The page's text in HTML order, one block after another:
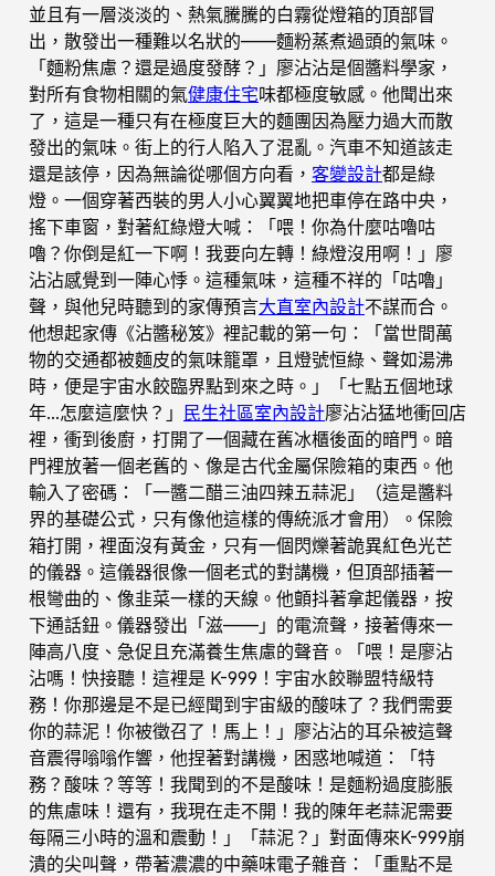
並且有一層淡淡的、熱氣騰騰的白霧從燈箱的頂部冒
出，散發出一種難以名狀的——麵粉蒸煮過頭的氣味。
「麵粉焦慮？還是過度發酵？」廖沾沾是個醬料學家，
對所有食物相關的氣健康住宅味都極度敏感。他聞出來
了，這是一種只有在極度巨大的麵團因為壓力過大而散
發出的氣味。街上的行人陷入了混亂。汽車不知道該走
還是該停，因為無論從哪個方向看， 客變設計都是綠
燈。一個穿著西裝的男人小心翼翼地把車停在路中央，
搖下車窗，對著紅綠燈大喊：「喂！你為什麼咕嚕咕
嚕？你倒是紅一下啊！我要向左轉！綠燈沒用啊！」廖
沾沾感覺到一陣心悸。這種氣味，這種不祥的「咕嚕」
聲，與他兒時聽到的家傳預言大直室內設計不謀而合。
他想起家傳《沾醬秘笈》裡記載的第一句：「當世間萬
物的交通都被麵皮的氣味籠罩，且燈號恒綠、聲如湯沸
時，便是宇宙水餃臨界點到來之時。」「七點五個地球
年…怎麼這麼快？」 民生社區室內設計廖沾沾猛地衝回店
裡，衝到後廚，打開了一個藏在舊冰櫃後面的暗門。暗
門裡放著一個老舊的、像是古代金屬保險箱的東西。他
輸入了密碼：「一醬二醋三油四辣五蒜泥」（這是醬料
界的基礎公式，只有像他這樣的傳統派才會用）。保險
箱打開，裡面沒有黃金，只有一個閃爍著詭異紅色光芒
的儀器。這儀器很像一個老式的對講機，但頂部插著一
根彎曲的、像韭菜一樣的天線。他顫抖著拿起儀器，按
下通話鈕。儀器發出「滋——」的電流聲，接著傳來一
陣高八度、急促且充滿養生焦慮的聲音。「喂！是廖沾
沾嗎！快接聽！這裡是 K-999！宇宙水餃聯盟特級特
務！你那邊是不是已經聞到宇宙級的酸味了？我們需要
你的蒜泥！你被徵召了！馬上！」廖沾沾的耳朵被這聲
音震得嗡嗡作響，他捏著對講機，困惑地喊道：「特
務？酸味？等等！我聞到的不是酸味！是麵粉過度膨脹
的焦慮味！還有，我現在走不開！我的陳年老蒜泥需要
每隔三小時的溫和震動！」「蒜泥？」對面傳來K-999崩
潰的尖叫聲，帶著濃濃的中藥味電子雜音：「重點不是